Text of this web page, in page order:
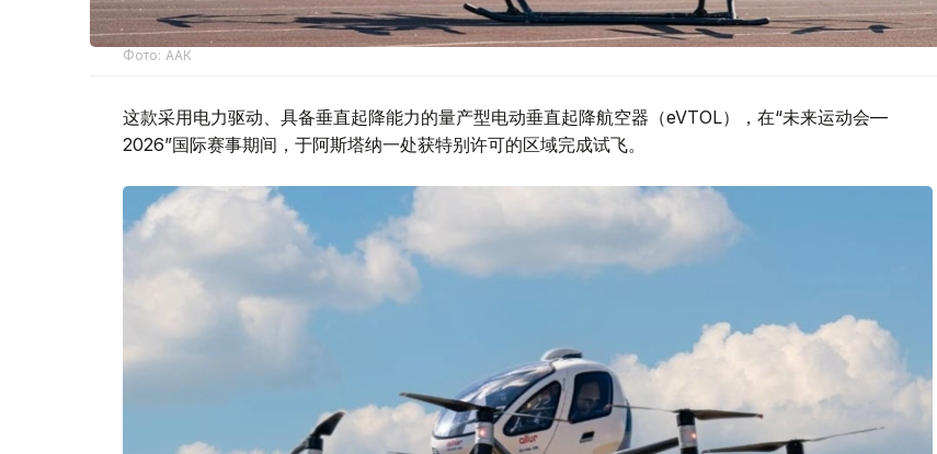
Фото: ААК
这款采用电力驱动、具备垂直起降能力的量产型电动垂直起降航空器（eVTOL），在“未来运动会—
2026”国际赛事期间，于阿斯塔纳一处获特别许可的区域完成试飞。